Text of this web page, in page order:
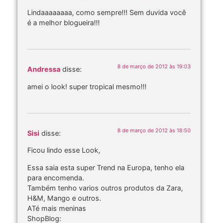
Lindaaaaaaaa, como sempre!!! Sem duvida você
é a melhor blogueira!!!
Andressa disse: 8 de março de 2012 às 19:03
amei o look! super tropical mesmo!!!
Sisi disse: 8 de março de 2012 às 18:50
Ficou lindo esse Look,
Essa saia esta super Trend na Europa, tenho ela
para encomenda.
Também tenho varios outros produtos da Zara,
H&M, Mango e outros.
ATé mais meninas
ShopBlog: